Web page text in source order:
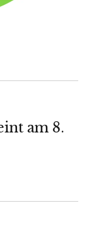
am 8.